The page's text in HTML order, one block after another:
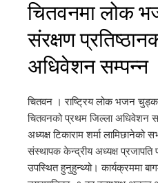
चितवनमा लोक
संरक्षण
अधिवेशन सम्पन्न
चितवन । राष्ट्रिय लोक भजन चुड्का
चितवनको प्रथम जिल्ला अधिवेशन
अध्यक्ष टिकाराम शर्मा लामिछानेको
संस्थापक केन्द्रीय अध्यक्ष
उपस्थित हुनुहुन्थ्यो। कार्यक्रममा